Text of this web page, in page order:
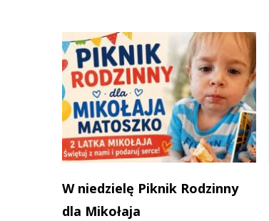
W niedzielę Piknik Rodzinny
dla Mikołaja